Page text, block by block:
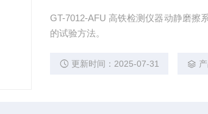
GT-7012-AFU 高铁检测仪器动静磨擦
的试验方法。
更新时间：2025-07-31